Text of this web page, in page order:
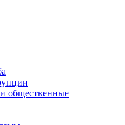
общественные